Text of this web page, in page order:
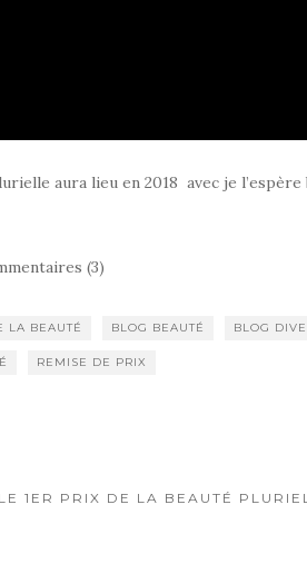
aura lieu en 2018 avec je l’espère
(3)
LA BEAUTÉ BLOG BEAUTÉ BLOG
REMISE DE PRIX
1ER PRIX DE LA BEAUTÉ